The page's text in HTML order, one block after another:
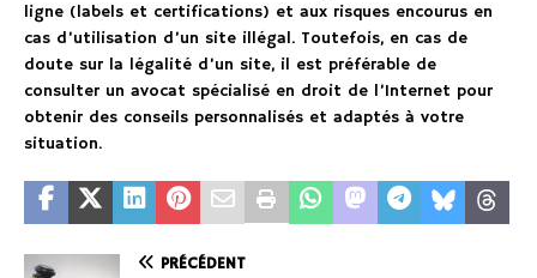
ligne (labels et certifications) et aux risques encourus en
cas d’utilisation d’un site illégal. Toutefois, en cas de
doute sur la légalité d’un site, il est préférable de
consulter un avocat spécialisé en droit de l’Internet pour
obtenir des conseils personnalisés et adaptés à votre
situation.
PRÉCÉDENT